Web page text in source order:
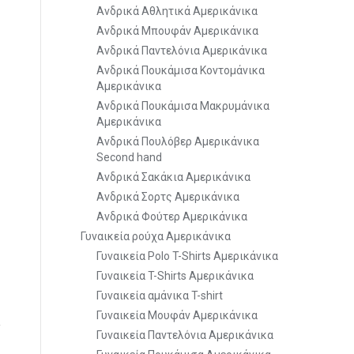
Ανδρικά Αθλητικά Αμερικάνικα
Ανδρικά Μπουφάν Αμερικάνικα
Ανδρικά Παντελόνια Αμερικάνικα
Ανδρικά Πουκάμισα Κοντομάνικα
Αμερικάνικα
Ανδρικά Πουκάμισα Μακρυμάνικα
Αμερικάνικα
Ανδρικά Πουλόβερ Αμερικάνικα
Second hand
Ανδρικά Σακάκια Αμερικάνικα
Ανδρικά Σορτς Αμερικάνικα
Ανδρικά Φούτερ Αμερικάνικα
Γυναικεία ρούχα Αμερικάνικα
Γυναικεία Polo T-Shirts Αμερικάνικα
Γυναικεία T-Shirts Αμερικάνικα
Γυναικεία αμάνικα T-shirt
Γυναικεία Μουφάν Αμερικάνικα
Γυναικεία Παντελόνια Αμερικάνικα